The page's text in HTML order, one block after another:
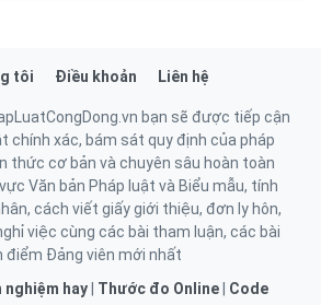
tôi Điều khoản Liên hệ
bạn sẽ được tiếp cận
chính xác, bám sát quy định của pháp
thức cơ bản và chuyên sâu hoàn toàn
Văn bản Pháp luật và Biểu mẫu, tính
cách viết giấy giới thiệu, đơn ly hôn,
việc cùng các bài tham luận, các bài
điểm Đảng viên mới nhất
nghiệm hay Thước đo Online
Code